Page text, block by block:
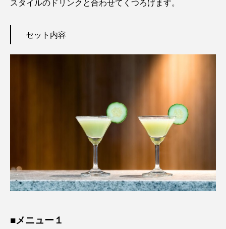
スタイルのドリンクと合わせてくつろげます。
セット内容
■メニュー１